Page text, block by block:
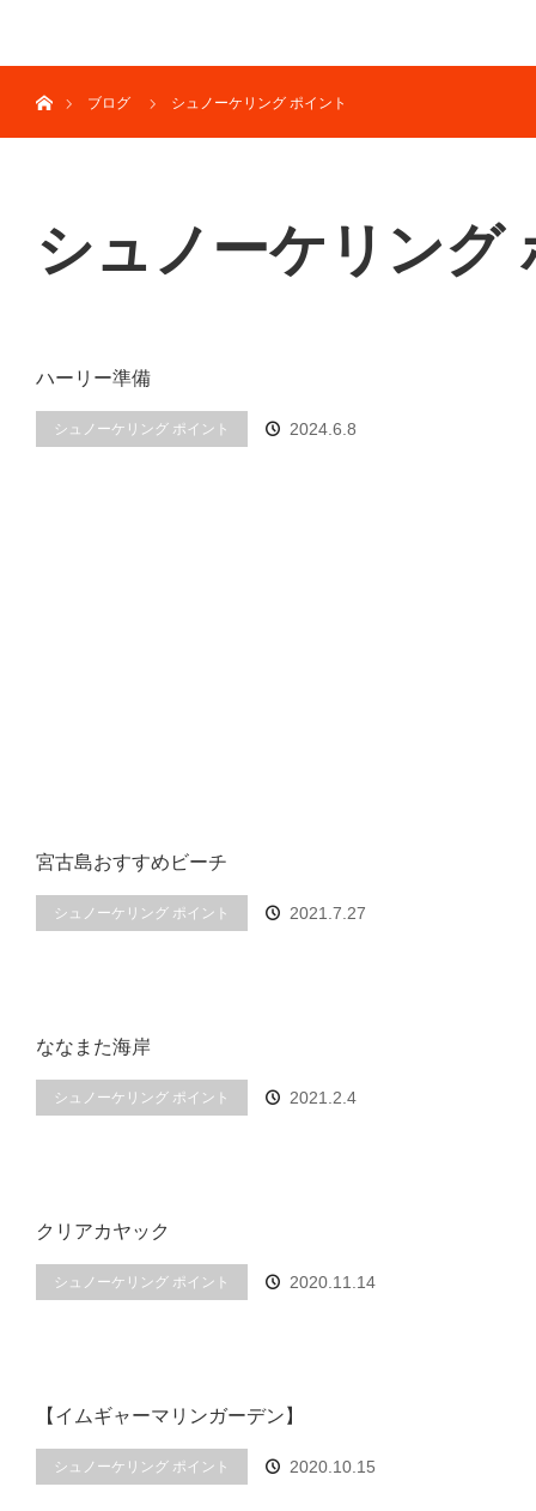
ブログ
シュノーケリング ポイント
シュノーケリング
ハーリー準備
シュノーケリング ポイント 2024.6.8
宮古島おすすめビーチ
シュノーケリング ポイント 2021.7.27
ななまた海岸
シュノーケリング ポイント 2021.2.4
クリアカヤック
シュノーケリング ポイント 2020.11.14
【イムギャーマリンガーデン】
シュノーケリング ポイント 2020.10.15